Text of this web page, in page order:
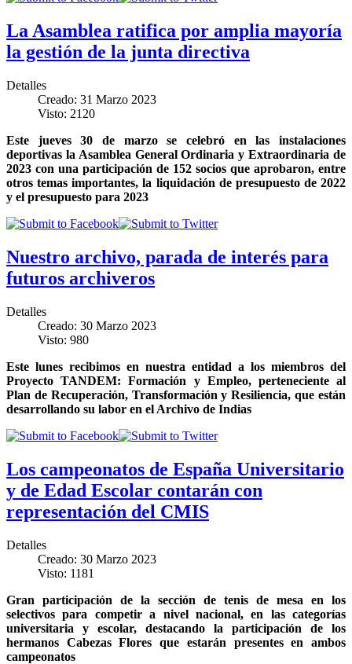
La Asamblea ratifica por amplia mayoría
la gestión de la junta directiva
Detalles
Creado: 31 Marzo 2023
Visto: 2120
Este jueves 30 de marzo se celebró en las instalaciones
deportivas la Asamblea General Ordinaria y Extraordinaria de
2023 con una participación de 152 socios que aprobaron, entre
otros temas importantes, la liquidación de presupuesto de 2022
y el presupuesto para 2023
Nuestro archivo, parada de interés para
futuros archiveros
Detalles
Creado: 30 Marzo 2023
Visto: 980
Este lunes recibimos en nuestra entidad a los miembros del
Proyecto TANDEM: Formación y Empleo, perteneciente al
Plan de Recuperación, Transformación y Resiliencia, que están
desarrollando su labor en el Archivo de Indias
Los campeonatos de España Universitario
y de Edad Escolar contarán con
representación del CMIS
Detalles
Creado: 30 Marzo 2023
Visto: 1181
Gran participación de la sección de tenis de mesa en los
selectivos para competir a nivel nacional, en las categorías
universitaria y escolar, destacando la participación de los
hermanos Cabezas Flores que estarán presentes en ambos
campeonatos